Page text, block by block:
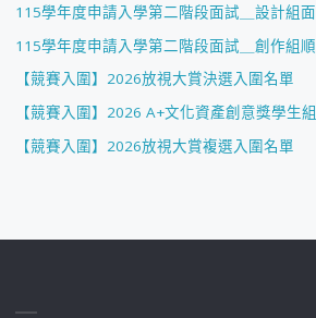
115學年度申請入學第二階段面試＿設計組
115學年度申請入學第二階段面試＿創作組
【競賽入圍】2026放視大賞決選入圍名單
【競賽入圍】2026 A+文化資產創意獎學生
【競賽入圍】2026放視大賞複選入圍名單